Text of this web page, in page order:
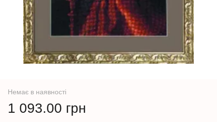
Немає в наявності
1 093.00 грн